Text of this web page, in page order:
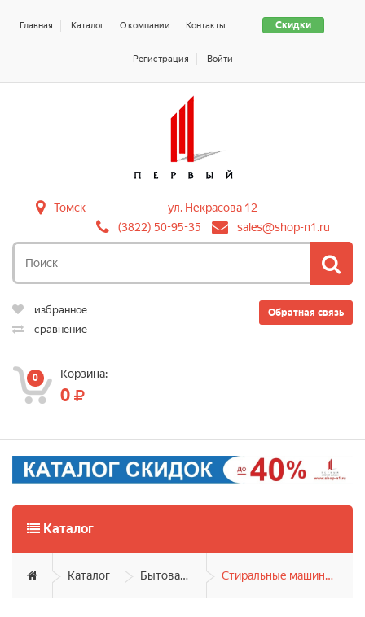
Скидки
Главная Каталог О компании Контакты
Регистрация Войти
Томск
ул. Некрасова 12
(3822) 50-95-35
sales@shop-n1.ru
Обратная связь
избранное
сравнение
0 Корзина:
0
Каталог
Каталог Бытовая техника Стиральные машины фронтальные